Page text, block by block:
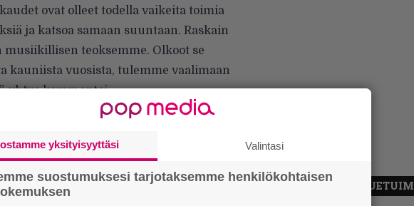
ovat olleet todella vaikeita toimia
ja katsoa samaan suuntaan. Raskain
teoksemme. Olkoot se
kauniista vuosista, tulemme vaalimaan
yhtye kommentoi.
yksityisyyttäsi Valintasi
suostumuksesi tarjotaksemme henkilökohtaisen